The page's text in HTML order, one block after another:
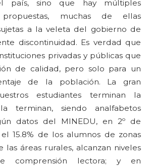
país, sino que hay múltiples
muchas de ellas
a la veleta del gobierno de
discontinuidad. Es verdad que
privadas y públicas que
de calidad, pero solo para un
de la población. La gran
estudiantes terminan la
terminan, siendo analfabetos
datos del MINEDU, en 2º de
15.8% de los alumnos de zonas
las áreas rurales, alcanzan niveles
comprensión lectora; y en